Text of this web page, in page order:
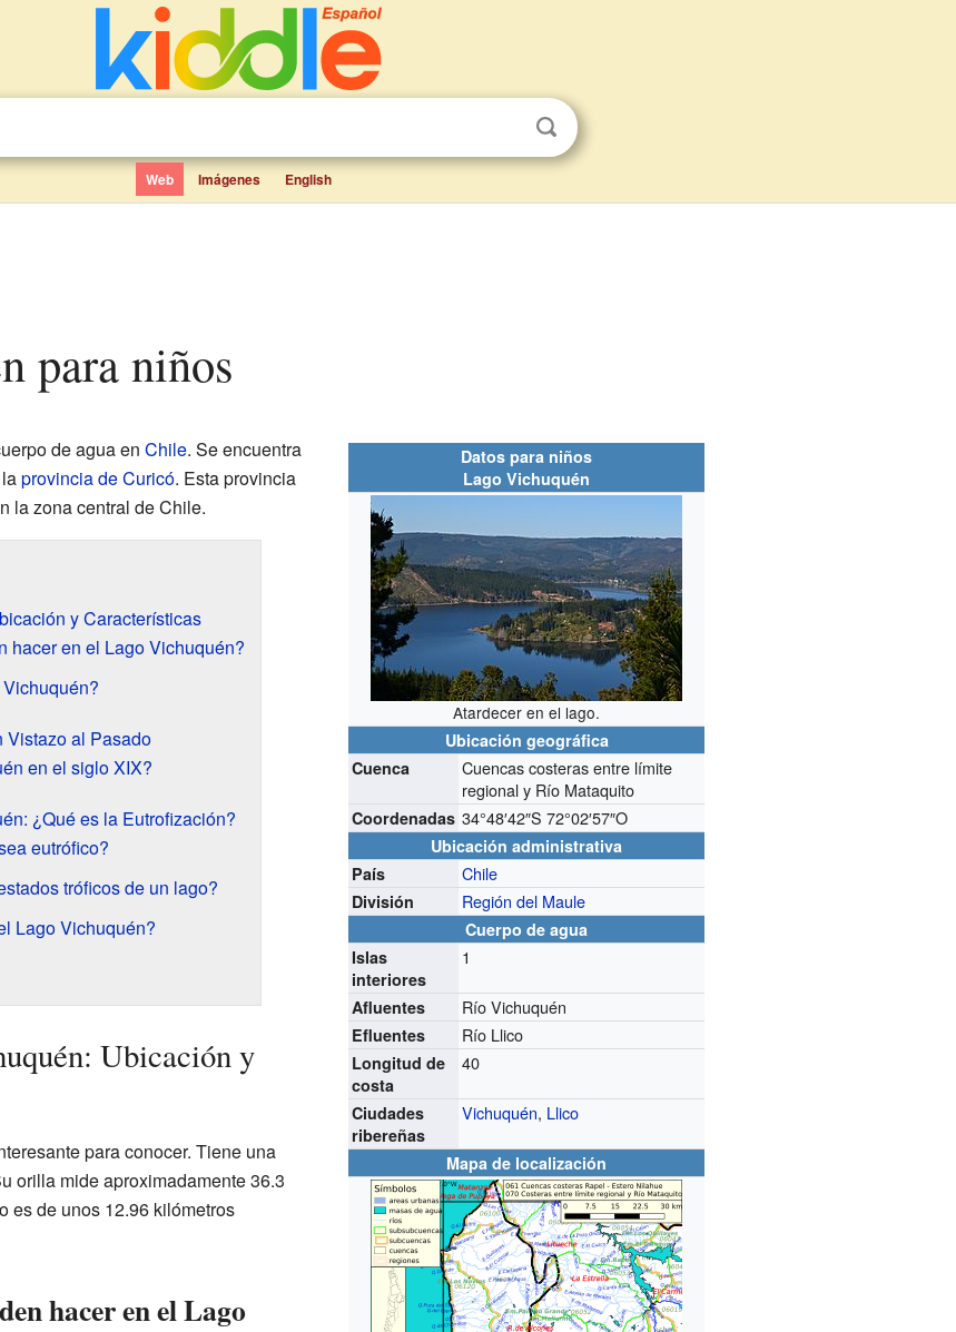
Web Imágenes English
para niños
Datos para niños
Lago Vichuquén
Atardecer en el lago.
Ubicación geográfica
Cuenca
Cuencas costeras entre límite
regional y Río Mataquito
Coordenadas 34°48′42″S 72°02′57″O
Ubicación administrativa
País
Chile
División Región del Maule
Cuerpo de agua
Islas
interiores
1
Afluentes Río Vichuquén
Efluentes Río Llico
Longitud de
costa
40
Ciudades
ribereñas
Vichuquén, Llico
Mapa de localización
de agua en Chile. Se encuentra
provincia de Curicó. Esta provincia
la zona central de Chile.
y Características
hacer en el Lago Vichuquén?
Vistazo al Pasado
en el siglo XIX?
¿Qué es la Eutrofización?
eutrófico?
tróficos de un lago?
Lago Vichuquén?
Ubicación y
para conocer. Tiene una
orilla mide aproximadamente 36.3
es de unos 12.96 kilómetros
hacer en el Lago